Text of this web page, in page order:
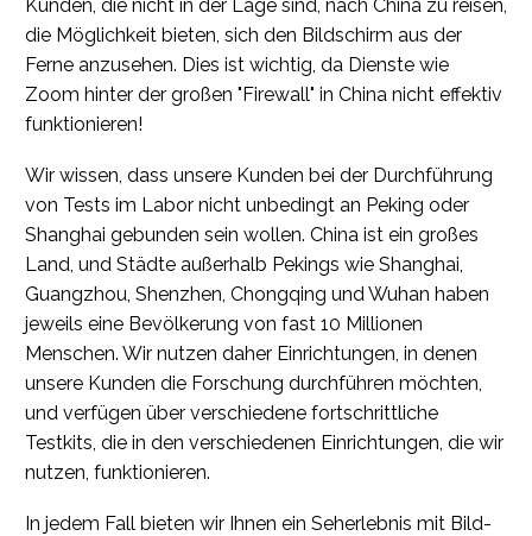
Kunden, die nicht in der Lage sind, nach China zu reisen,
die Möglichkeit bieten, sich den Bildschirm aus der
Ferne anzusehen. Dies ist wichtig, da Dienste wie
Zoom hinter der großen "Firewall" in China nicht effektiv
funktionieren!
Wir wissen, dass unsere Kunden bei der Durchführung
von Tests im Labor nicht unbedingt an Peking oder
Shanghai gebunden sein wollen. China ist ein großes
Land, und Städte außerhalb Pekings wie Shanghai,
Guangzhou, Shenzhen, Chongqing und Wuhan haben
jeweils eine Bevölkerung von fast 10 Millionen
Menschen. Wir nutzen daher Einrichtungen, in denen
unsere Kunden die Forschung durchführen möchten,
und verfügen über verschiedene fortschrittliche
Testkits, die in den verschiedenen Einrichtungen, die wir
nutzen, funktionieren.
In jedem Fall bieten wir Ihnen ein Seherlebnis mit Bild-